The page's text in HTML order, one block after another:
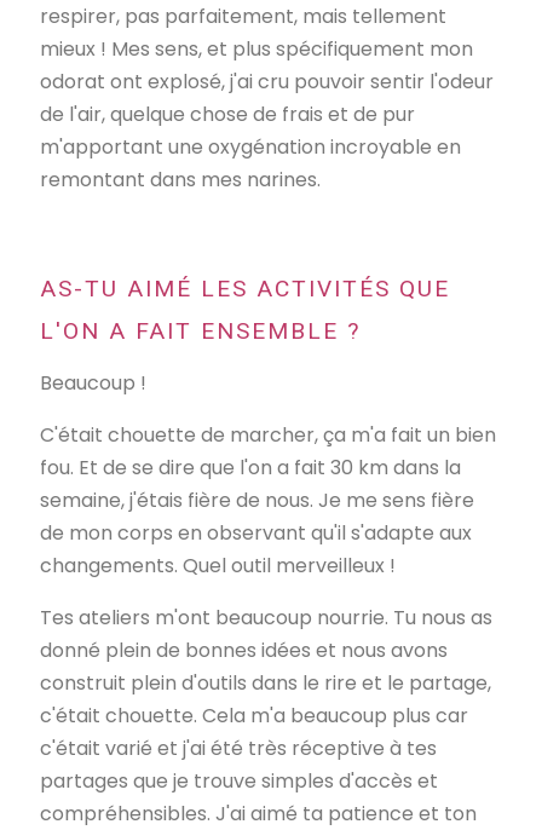
respirer, pas parfaitement, mais tellement
mieux ! Mes sens, et plus spécifiquement mon
odorat ont explosé, j'ai cru pouvoir sentir l'odeur
de l'air, quelque chose de frais et de pur
m'apportant une oxygénation incroyable en
remontant dans mes narines.
AS-TU AIMÉ LES ACTIVITÉS QUE
L'ON A FAIT ENSEMBLE ?
Beaucoup !
C'était chouette de marcher, ça m'a fait un bien
fou. Et de se dire que l'on a fait 30 km dans la
semaine, j'étais fière de nous. Je me sens fière
de mon corps en observant qu'il s'adapte aux
changements. Quel outil merveilleux !
Tes ateliers m'ont beaucoup nourrie. Tu nous as
donné plein de bonnes idées et nous avons
construit plein d'outils dans le rire et le partage,
c'était chouette. Cela m'a beaucoup plus car
c'était varié et j'ai été très réceptive à tes
partages que je trouve simples d'accès et
compréhensibles. J'ai aimé ta patience et ton